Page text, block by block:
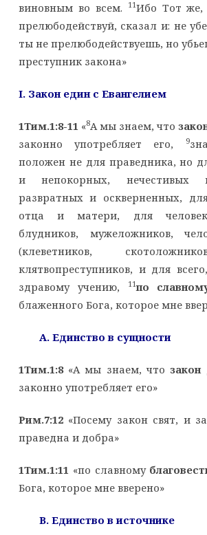
виновным во всем.
11Ибо Тот же,
прелюбодействуй, сказал и: не
ты не прелюбодействуешь, но
преступник закона»
I. Закон един с Евангелием
1Тим.1:8-11 «8А мы знаем, что
законно употребляет его,
9
положен не для праведника, но
и непокорных, нечестивых
развратных и оскверненных,
отца и матери, для
блудников, мужеложников,
(клеветников,
клятвопреступников, и для
здравому учению,
11по
блаженного Бога, которое мне
A. Единство в сущности
1Тим.1:8«А мы знаем, чтозакон
законно употребляет его»
Рим.7:12«Посему закон свят, и
праведна и добра»
1Тим.1:11 «по славному
Бога, которое мне вверено»
B. Единство в источнике